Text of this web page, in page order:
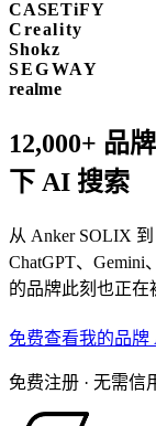
CASETiFY
Creality
Shokz
SEGWAY
realme
12,000+ 品
下 AI 搜索
从 Anker SOLIX
ChatGPT、
的品牌此刻也正在
免费查看我的品牌
免费注册 · 无需信